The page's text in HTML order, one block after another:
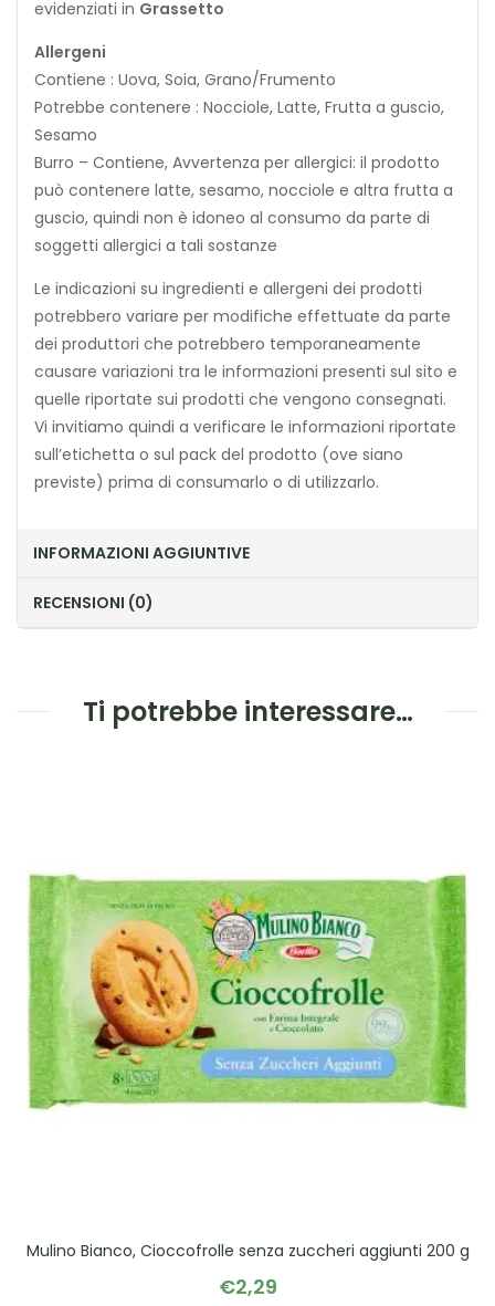
evidenziati in Grassetto
Allergeni
Contiene : Uova, Soia, Grano/Frumento
Potrebbe contenere : Nocciole, Latte, Frutta a guscio,
Sesamo
Burro – Contiene, Avvertenza per allergici: il prodotto
può contenere latte, sesamo, nocciole e altra frutta a
guscio, quindi non è idoneo al consumo da parte di
soggetti allergici a tali sostanze
Le indicazioni su ingredienti e allergeni dei prodotti
potrebbero variare per modifiche effettuate da parte
dei produttori che potrebbero temporaneamente
causare variazioni tra le informazioni presenti sul sito e
quelle riportate sui prodotti che vengono consegnati.
Vi invitiamo quindi a verificare le informazioni riportate
sull’etichetta o sul pack del prodotto (ove siano
previste) prima di consumarlo o di utilizzarlo.
INFORMAZIONI AGGIUNTIVE
RECENSIONI (0)
Ti potrebbe interessare…
Mulino Bianco, Cioccofrolle senza zuccheri aggiunti 200 g
€2,29